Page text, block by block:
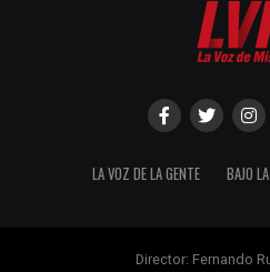
LA VOZ DE LA GENTE BAJO
Director: Fernando